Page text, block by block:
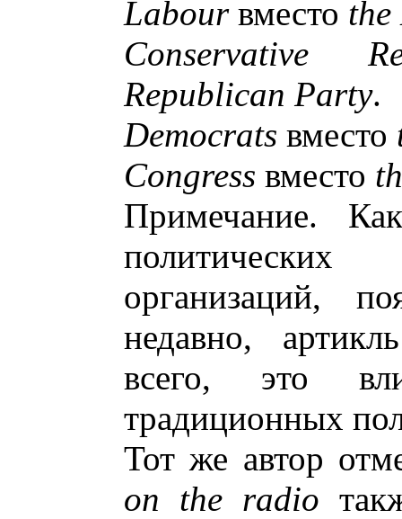
Labourвместо
Conservative
Republican Party.
Democrats вместо
Congress вместо
Примечание.
организаций,
недавно,
всего, это
традиционных
Тот же автор
on the radio